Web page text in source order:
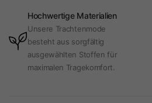
Hochwertige Materialien
Unsere Trachtenmode
besteht aus sorgfältig
ausgewählten Stoffen für
maximalen Tragekomfort.